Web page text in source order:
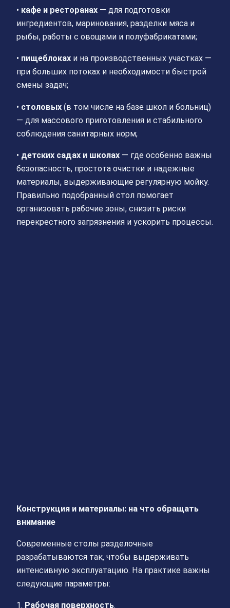
• кафе и ресторанах — для подготовки
ингредиентов, маринования, разделки мяса и
рыбы, работы с овощами и полуфабрикатами;
• пищеблоках и на производственных участках —
при больших потоках и необходимости быстрой
смены задач;
• столовых (в том числе на базе школ и больниц)
— для массового приготовления и стабильного
соблюдения санитарных норм;
• детских садах и школах — где особенно важны
безопасность, простота очистки и надежные
материалы, выдерживающие регулярную мойку.
Правильно подобранный стол помогает
организовать рабочие зоны, снизить риски
перекрестного загрязнения и ускорить процессы.
Конструкция и материалы: на что обращать
внимание
Современные столы разделочные
разрабатываются так, чтобы выдерживать
интенсивную эксплуатацию. На практике важны
следующие параметры:
1. Рабочая поверхность.